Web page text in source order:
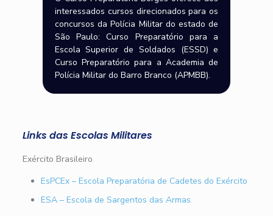
interessados cursos direcionados para os
concursos da Polícia Militar do estado de
São Paulo: Curso Preparatório para a
Escola Superior de Soldados (ESSD) e
Curso Preparatório para a Academia de
Polícia Militar do Barro Branco (APMBB).
Links das Escolas Militares
Exército Brasileiro
EsPCEx – Escola Preparatória de Cadetes do Exército
ESA – Escola de Sargentos das Armas